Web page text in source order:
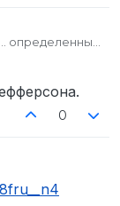
определенных
0